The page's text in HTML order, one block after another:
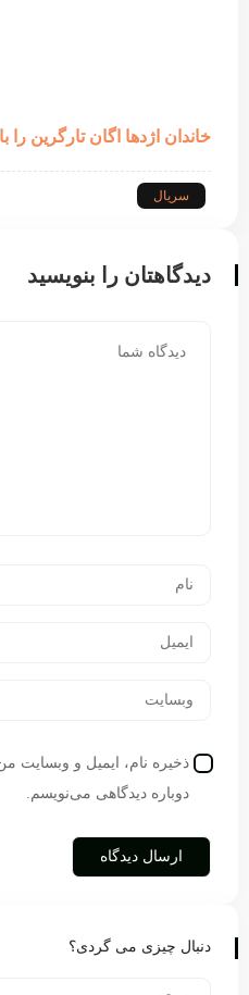
خاندان اژدها اگان تارگرین را
سریال
دیدگاهتان را بنویسید
ذخیره نام، ایمیل و وبسایت
دوباره دیدگاهی می‌نویسم.
دنبال چیزی می گردی؟